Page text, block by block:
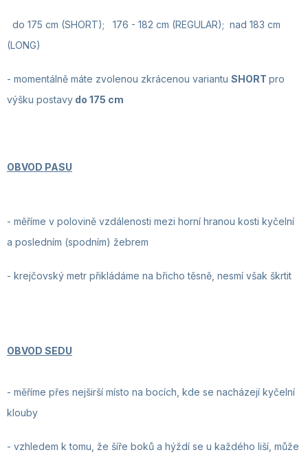
do 175 cm (SHORT); 176 - 182 cm (REGULAR); nad 183 cm
(LONG)
- momentálně máte zvolenou zkrácenou variantu SHORT pro
výšku postavy do 175 cm
OBVOD PASU
- měříme v polovině vzdálenosti mezi horní hranou kosti kyčelní
a posledním (spodním) žebrem
- krejčovský metr přikládáme na břicho těsně, nesmí však škrtit
OBVOD SEDU
- měříme přes nejširší místo na bocích, kde se nacházejí kyčelní
klouby
- vzhledem k tomu, že šíře boků a hýždí se u každého liší, může